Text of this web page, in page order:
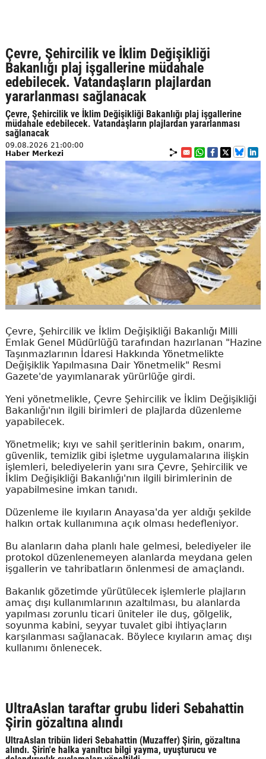
Çevre, Şehircilik ve İklim Değişikliği
Bakanlığı plaj işgallerine müdahale
edebilecek. Vatandaşların plajlardan
yararlanması sağlanacak
Çevre, Şehircilik ve İklim Değişikliği Bakanlığı plaj işgallerine
müdahale edebilecek. Vatandaşların plajlardan yararlanması
sağlanacak
09.08.2026 21:00:00
Haber Merkezi
Çevre, Şehircilik ve İklim Değişikliği Bakanlığı Milli
Emlak Genel Müdürlüğü tarafından hazırlanan "Hazine
Taşınmazlarının İdaresi Hakkında Yönetmelikte
Değişiklik Yapılmasına Dair Yönetmelik" Resmi
Gazete'de yayımlanarak yürürlüğe girdi.
Yeni yönetmelikle, Çevre Şehircilik ve İklim Değişikliği
Bakanlığı'nın ilgili birimleri de plajlarda düzenleme
yapabilecek.
Yönetmelik; kıyı ve sahil şeritlerinin bakım, onarım,
güvenlik, temizlik gibi işletme uygulamalarına ilişkin
işlemleri, belediyelerin yanı sıra Çevre, Şehircilik ve
İklim Değişikliği Bakanlığı'nın ilgili birimlerinin de
yapabilmesine imkan tanıdı.
Düzenleme ile kıyıların Anayasa'da yer aldığı şekilde
halkın ortak kullanımına açık olması hedefleniyor.
Bu alanların daha planlı hale gelmesi, belediyeler ile
protokol düzenlenemeyen alanlarda meydana gelen
işgallerin ve tahribatların önlenmesi de amaçlandı.
Bakanlık gözetimde yürütülecek işlemlerle plajların
amaç dışı kullanımlarının azaltılması, bu alanlarda
yapılması zorunlu ticari üniteler ile duş, gölgelik,
soyunma kabini, seyyar tuvalet gibi ihtiyaçların
karşılanması sağlanacak. Böylece kıyıların amaç dışı
kullanımı önlenecek.
UltraAslan taraftar grubu lideri Sebahattin
Şirin gözaltına alındı
UltraAslan tribün lideri Sebahattin (Muzaffer) Şirin, gözaltına
alındı. Şirin'e halka yanıltıcı bilgi yayma, uyuşturucu ve